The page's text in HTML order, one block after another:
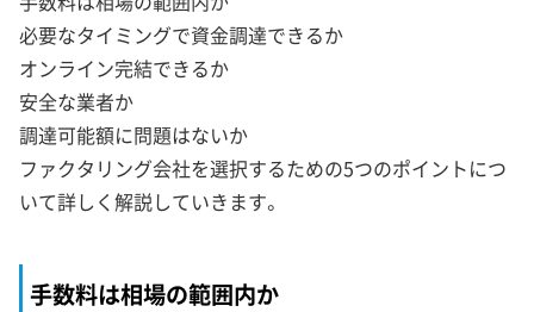
必要なタイミングで資金調達できるか
オンライン完結できるか
安全な業者か
調達可能額に問題はないか
ファクタリング会社を選択するための5つのポイントにつ
いて詳しく解説していきます。
手数料は相場の範囲内か